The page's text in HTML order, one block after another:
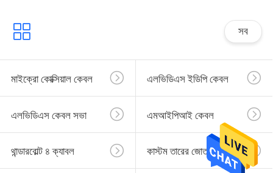
সব
মাইক্রো কোক্সিয়াল কেবল এলভিডিএস ইডিপি কেবল
এলভিডিএস কেবল সভা এমআইপিআই কেবল
থান্ডারবোল্ট ৪ ক্যাবল কাস্টম তারের জোতা